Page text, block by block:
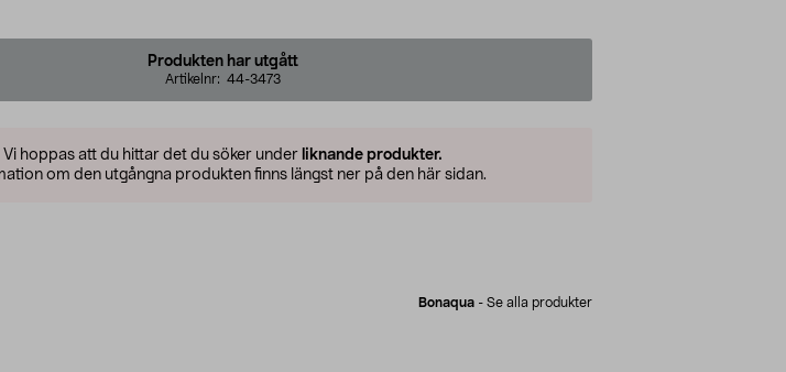
Produkten har utgått
Artikelnr: 44-3473
Vi hoppas att du hittar det du söker under liknande produkter.
om den utgångna produkten finns längst ner på den här sidan.
Bonaqua - Se alla produkter